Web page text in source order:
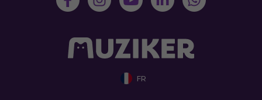
FR